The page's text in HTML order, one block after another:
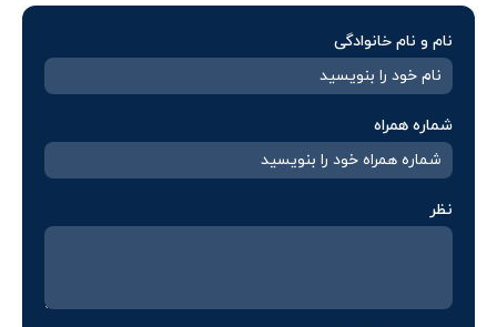
نام و نام خانوادگی
شماره همراه
نظر